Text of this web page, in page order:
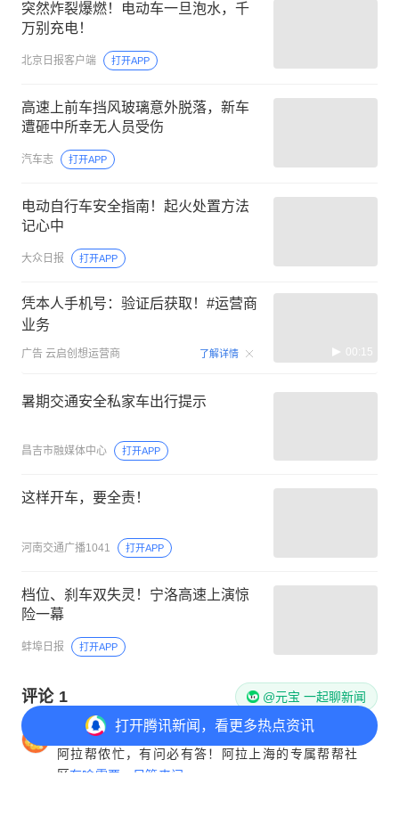
打开腾讯新闻，看更多热点资讯
突然炸裂爆燃！电动车一旦泡水，千
万别充电！
北京日报客户端 打开APP
高速上前车挡风玻璃意外脱落，新车
遭砸中所幸无人员受伤
汽车志 打开APP
电动自行车安全指南！起火处置方法
记心中
大众日报 打开APP
凭本人手机号：验证后获取！#运营商
业务
广告 云启创想运营商 了解详情 00:15
暑期交通安全私家车出行提示
昌吉市融媒体中心 打开APP
这样开车，要全责！
河南交通广播1041 打开APP
档位、刹车双失灵！宁洛高速上演惊
险一幕
蚌埠日报 打开APP
评论 1 @元宝 一起聊新闻
鹅叨叨
阿拉帮侬忙，有问必有答！阿拉上海的专属帮帮社
区有啥需要，尽管来问